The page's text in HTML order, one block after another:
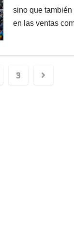
sino que
en las ventas
3